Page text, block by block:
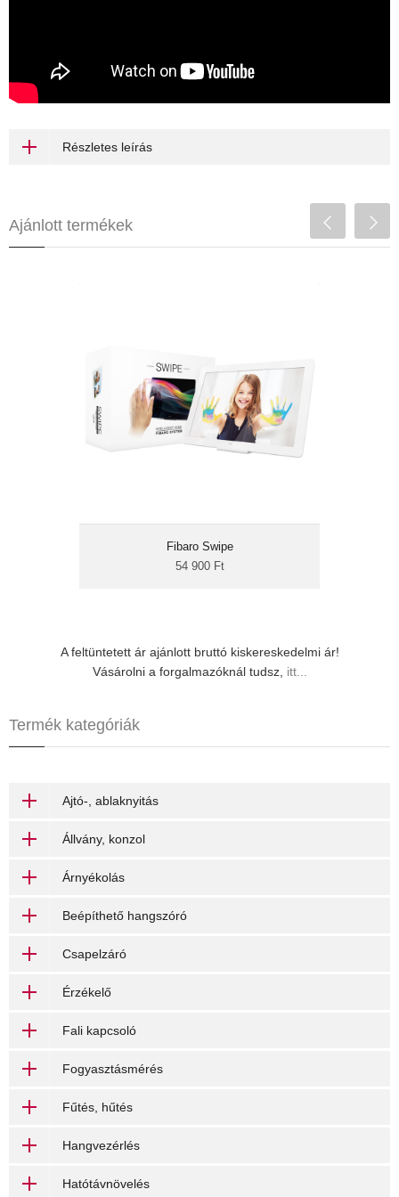
Részletes leírás
Ajánlott termékek
Fibaro Swipe
54 900 Ft
könnyen telepíthető
tapéta vagy asztallap
mögé rejthető
egyszerűbb kézjeleket, gesztusokat. Fel, le,
jobbra, balra, körzés jobbra, körzés balra –
A feltüntetett ár ajánlott bruttó kiskereskedelmi ár!
Vásárolni a forgalmazóknál tudsz, itt...
Termék kategóriák
Ajtó-, ablaknyitás
Állvány, konzol
Árnyékolás
Beépíthető hangszóró
Csapelzáró
Érzékelő
Fali kapcsoló
Fogyasztásmérés
Fűtés, hűtés
Hangvezérlés
Hatótávnövelés